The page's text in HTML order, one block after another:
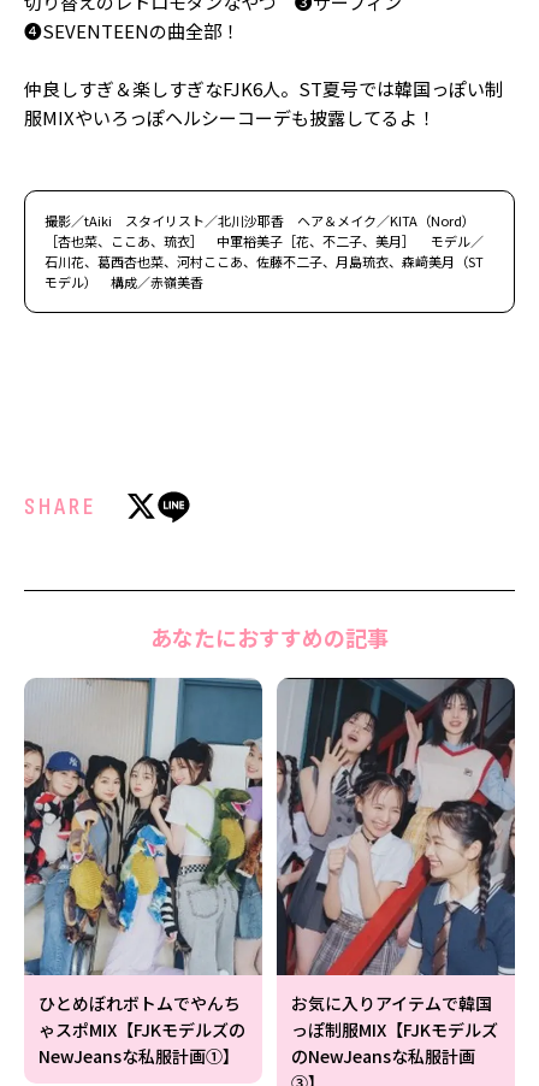
❹SEVENTEENの曲全部！
仲良しすぎ＆楽しすぎなFJK6人。ST夏号では韓国っぽい制
服MIXやいろっぽヘルシーコーデも披露してるよ！
撮影／tAiki スタイリスト／北川沙耶香 ヘア＆メイク／KITA（Nord）
［杏也菜、ここあ、琉衣］ 中軍裕美子［花、不二子、美月］ モデル／
石川花、葛西杏也菜、河村ここあ、佐藤不二子、月島琉衣、森﨑美月（ST
モデル） 構成／赤嶺美香
SHARE
あなたにおすすめの記事
ひとめぼれボトムでやんち
ゃスポMIX【FJKモデルズの
NewJeansな私服計画①】
お気に入りアイテムで韓国
っぽ制服MIX【FJKモデルズ
のNewJeansな私服計画